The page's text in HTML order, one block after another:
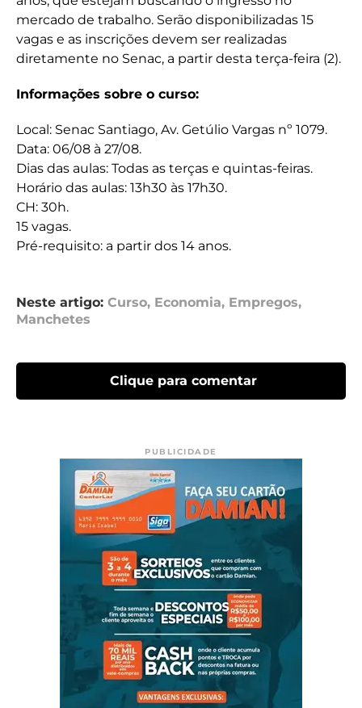
mercado de trabalho. Serão disponibilizadas 15
vagas e as inscrições devem ser realizadas
diretamente no Senac, a partir desta terça-feira (2).
Informações sobre o curso:
Local: Senac Santiago, Av. Getúlio Vargas nº 1079.
Data: 06/08 à 27/08.
Dias das aulas: Todas as terças e quintas-feiras.
Horário das aulas: 13h30 às 17h30.
CH: 30h.
15 vagas.
Pré-requisito: a partir dos 14 anos.
Neste artigo: Curso, Economia, Empregos,
Manchetes
Clique para comentar
PUBLICIDADE